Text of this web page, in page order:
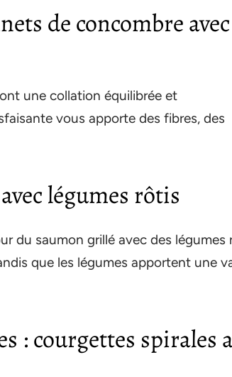
de concombre avec
une collation équilibrée et
vous apporte des fibres, des
légumes rôtis
du saumon grillé avec des légumes
que les légumes apportent une
: courgettes spirales